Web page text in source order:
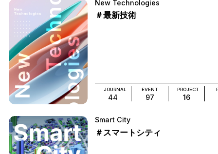
New Technologies
＃最新技術
JOURNAL
44
EVENT
97
PROJECT
16
Smart City
＃スマートシティ